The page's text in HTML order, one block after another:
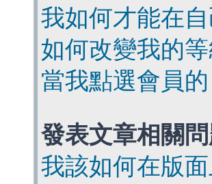
我如何才能在
如何改變我的等
當我點選會員
發表文章相關
我該如何在版